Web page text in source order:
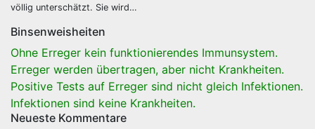
völlig unterschätzt. Sie wird…
Binsenweisheiten
Ohne Erreger kein funktionierendes Immunsystem.
Erreger werden übertragen, aber nicht Krankheiten.
Positive Tests auf Erreger sind nicht gleich Infektionen.
Infektionen sind keine Krankheiten.
Neueste Kommentare